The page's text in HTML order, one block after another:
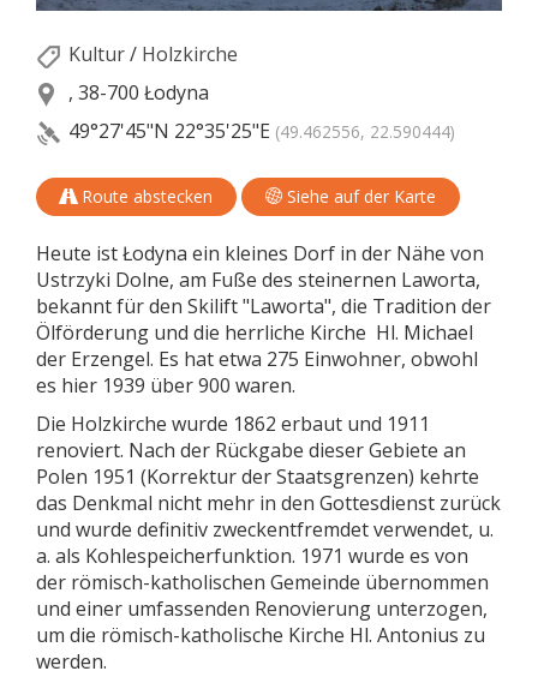
Kultur/ Holzkirche
, 38-700 Łodyna
49°27'45"N 22°35'25"E (49.462556, 22.590444)
Route abstecken Siehe auf der Karte
Heute ist Łodyna ein kleines Dorf in der Nähe von
Ustrzyki Dolne, am Fuße des steinernen Laworta,
bekannt für den Skilift "Laworta", die Tradition der
Ölförderung und die herrliche Kirche Hl. Michael
der Erzengel. Es hat etwa 275 Einwohner, obwohl
es hier 1939 über 900 waren.
Die Holzkirche wurde 1862 erbaut und 1911
renoviert. Nach der Rückgabe dieser Gebiete an
Polen 1951 (Korrektur der Staatsgrenzen) kehrte
das Denkmal nicht mehr in den Gottesdienst zurück
und wurde definitiv zweckentfremdet verwendet, u.
a. als Kohlespeicherfunktion. 1971 wurde es von
der römisch-katholischen Gemeinde übernommen
und einer umfassenden Renovierung unterzogen,
um die römisch-katholische Kirche Hl. Antonius zu
werden.